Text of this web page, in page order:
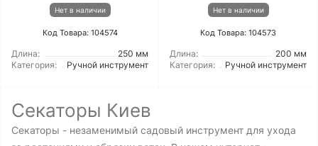
Нет в наличии
Код Товара: 104574
Длина:
250 мм
Категория:
Ручной инструмент
Нет в наличии
Код Товара: 104573
Длина:
200 мм
Категория:
Ручной инструмент
Секаторы Киев
Секаторы - незаменимый садовый инструмент для ухода